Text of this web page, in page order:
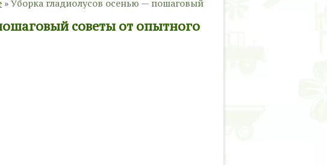
»Уборка гладиолусов осенью — пошаговый
советы от опытного